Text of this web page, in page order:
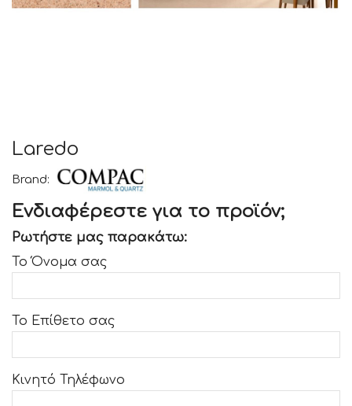
Laredo
Brand:
Ενδιαφέρεστε για το προϊόν;
Ρωτήστε μας παρακάτω:
Το Όνομα σας
Το Επίθετο σας
Κινητό Τηλέφωνο